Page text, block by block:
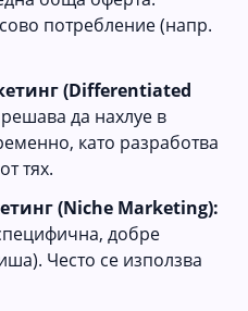
потребление (напр.
(Differentiated
да нахлуе в
като разработва
тях.
(Niche Marketing):
добре
Често се използва